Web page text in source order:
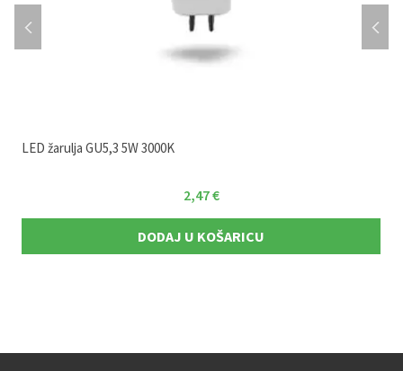
LED žarulja GU5,3 5W 3000K
2,47€
DODAJ U KOŠARICU